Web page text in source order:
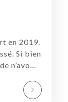
en 2019.
Si bien
n’avo...